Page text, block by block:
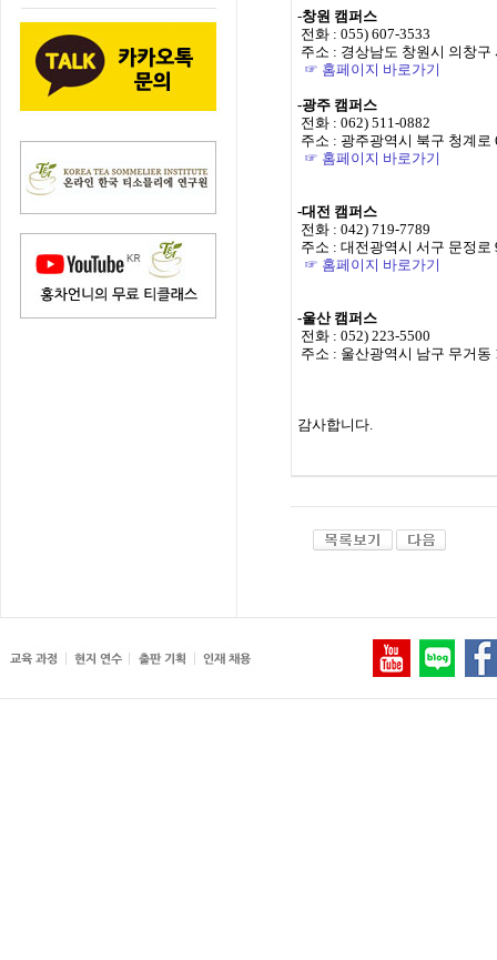
-창원 캠퍼스
전화 : 055) 607-3533
주소 : 경상남도 창원시 의창
☞ 홈페이지 바로가기
-광주 캠퍼스
전화 : 062) 511-0882
주소 : 광주광역시 북구 청계로
☞ 홈페이지 바로가기
-대전 캠퍼스
전화 : 042) 719-7789
주소 : 대전광역시 서구 문정
☞ 홈페이지 바로가기
-울산 캠퍼스
전화 : 052) 223-5500
주소 : 울산광역시 남구 무거동
감사합니다.